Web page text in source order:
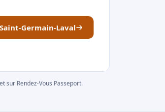
Germain-Laval
sur Rendez-Vous Passeport.